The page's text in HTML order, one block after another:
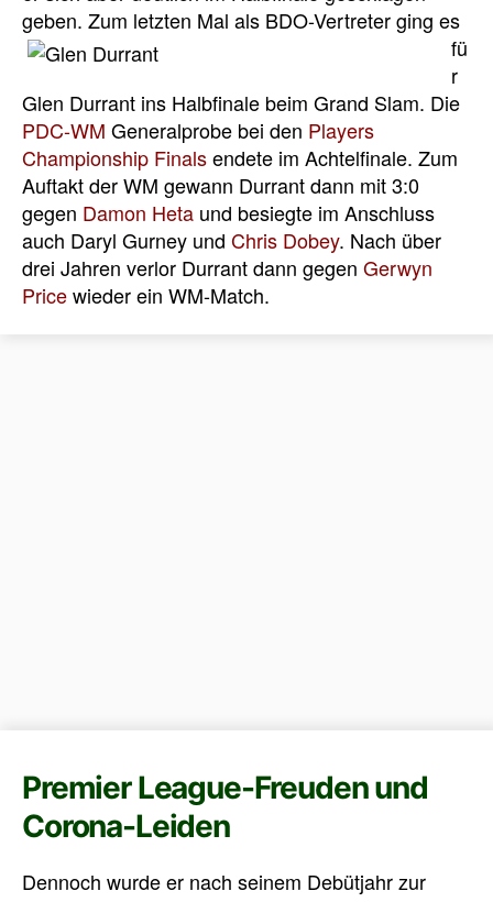
geben. Zum letzten Mal als BDO-Vertreter ging es
fü
r
Glen Durrant ins Halbfinale beim Grand Slam. Die
PDC-WM Generalprobe bei den Players
Championship Finalsendete im Achtelfinale. Zum
Auftakt der WM gewann Durrant dann mit 3:0
gegen Damon Heta und besiegte im Anschluss
auch Daryl Gurney und Chris Dobey. Nach über
drei Jahren verlor Durrant dann gegen Gerwyn
Pricewieder ein WM-Match.
Premier League-Freuden und
Corona-Leiden
Dennoch wurde er nach seinem Debütjahr zur